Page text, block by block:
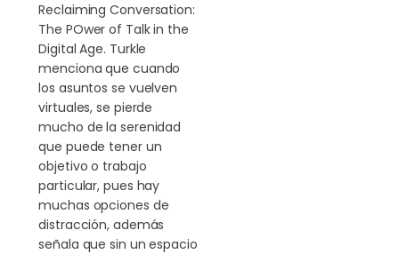
Reclaiming Conversation:
The POwer of Talk in the
Digital Age. Turkle
menciona que cuando
los asuntos se vuelven
virtuales, se pierde
mucho de la serenidad
que puede tener un
objetivo o trabajo
particular, pues hay
muchas opciones de
distracción, además
señala que sin un espacio